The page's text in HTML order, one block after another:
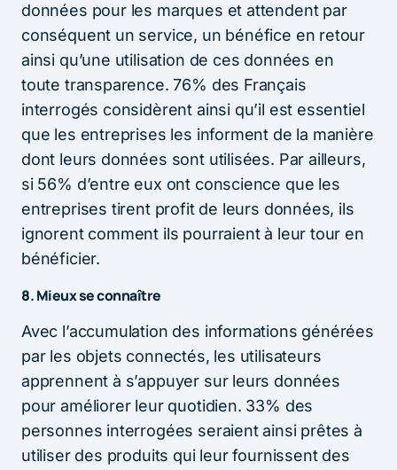
données pour les marques et attendent par
conséquent un service, un bénéfice en retour
ainsi qu’une utilisation de ces données en
toute transparence. 76% des Français
interrogés considèrent ainsi qu’il est essentiel
que les entreprises les informent de la manière
dont leurs données sont utilisées. Par ailleurs,
si 56% d’entre eux ont conscience que les
entreprises tirent profit de leurs données, ils
ignorent comment ils pourraient à leur tour en
bénéficier.
8. Mieux se connaître
Avec l’accumulation des informations générées
par les objets connectés, les utilisateurs
apprennent à s’appuyer sur leurs données
pour améliorer leur quotidien. 33% des
personnes interrogées seraient ainsi prêtes à
utiliser des produits qui leur fournissent des